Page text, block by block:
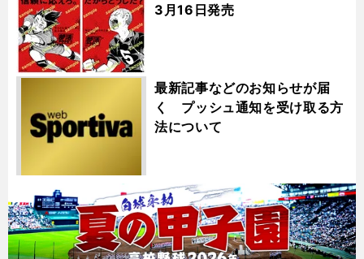
3月16日発売
最新記事などのお知らせが届
く プッシュ通知を受け取る方
法について